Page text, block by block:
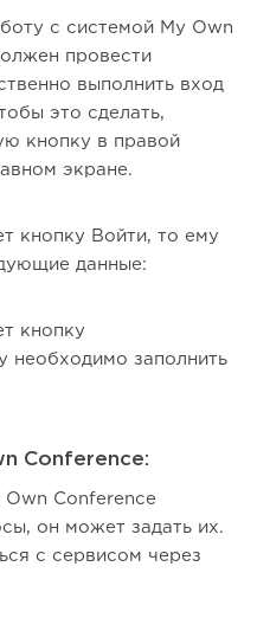
с системой My Own
провести
выполнить вход
это сделать,
кнопку в правой
экране.
кнопку Войти, то ему
данные:
кнопку
необходимо заполнить
Conference:
Own Conference
он может задать их.
с сервисом через